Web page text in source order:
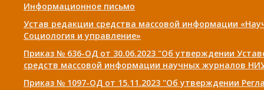
Информационное письмо
Устав редакции средства массовой информации
Социология и управление»
Приказ № 636-ОД от 30.06.2023 "Об утверждении
средств массовой информации научных журналов
Приказ № 1097-ОД от 15.11.2023 "Об утверждении